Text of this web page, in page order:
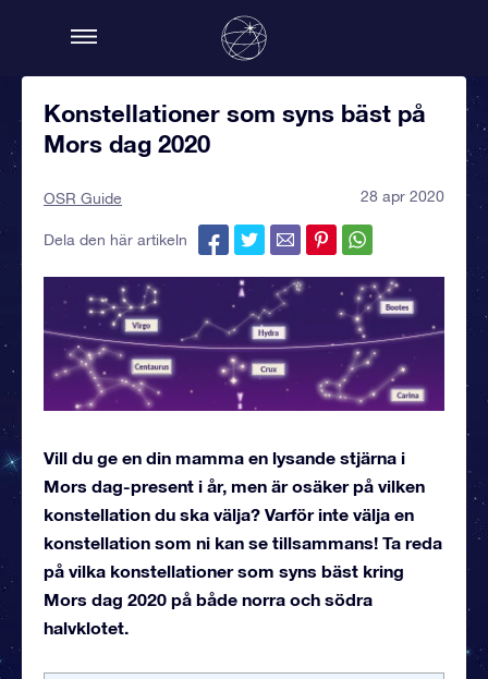
Konstellationer som syns bäst på
Mors dag 2020
OSR Guide 28 apr 2020
Dela den här artikeln
Vill du ge en din mamma en lysande stjärna i
Mors dag-present i år, men är osäker på vilken
konstellation du ska välja? Varför inte välja en
konstellation som ni kan se tillsammans! Ta reda
på vilka konstellationer som syns bäst kring
Mors dag 2020 på både norra och södra
halvklotet.